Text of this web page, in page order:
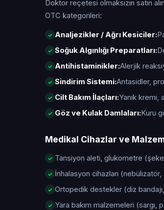
Doktor reçetesi olmaksızın satın
OTC kategorileri:
Analjezikler / Ağrı Kesiciler:
Soğuk Algınlığı Preparatları:
Antihistaminikler:Alerjik
Sindirim Sistemi:Antasidler,
Cilt Bakım İlaçları:Yanık kremi,
Göz ve Kulak Damlaları:Kuru
Medikal Cihazlar ve
Tansiyon aleti, glukometre
İnhalasyon cihazları
Ortopedik destekler (diz
Yara bakım malzemeleri (sargı,